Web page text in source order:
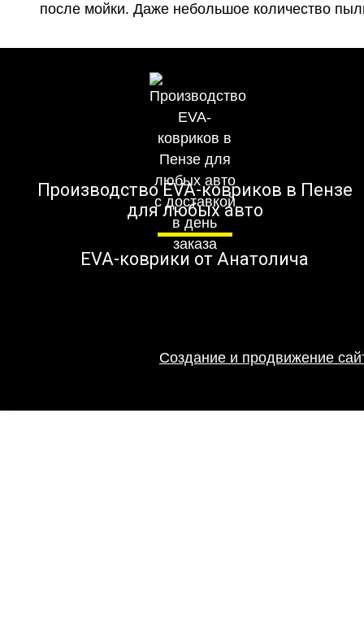
после мойки. Даже небольшое количество
Производство EVA-ковриков в Пензе
для любых авто
EVA-коврики от Анатолича
Создание и продвижение